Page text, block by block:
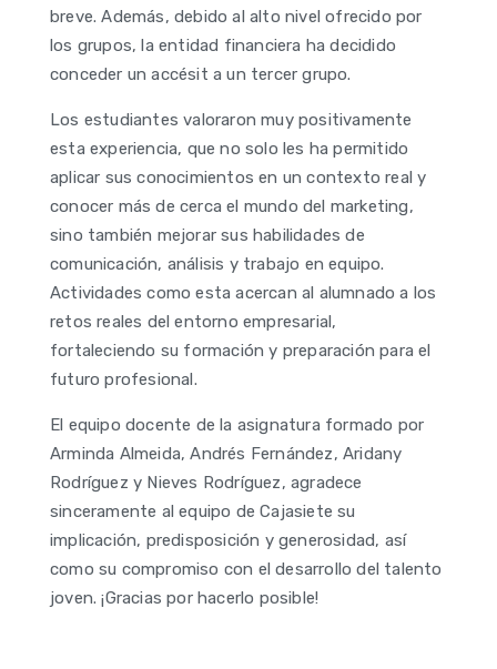
breve. Además, debido al alto nivel ofrecido por
los grupos, la entidad financiera ha decidido
conceder un accésit a un tercer grupo.
Los estudiantes valoraron muy positivamente
esta experiencia, que no solo les ha permitido
aplicar sus conocimientos en un contexto real y
conocer más de cerca el mundo del marketing,
sino también mejorar sus habilidades de
comunicación, análisis y trabajo en equipo.
Actividades como esta acercan al alumnado a los
retos reales del entorno empresarial,
fortaleciendo su formación y preparación para el
futuro profesional.
El equipo docente de la asignatura formado por
Arminda Almeida, Andrés Fernández, Aridany
Rodríguez y Nieves Rodríguez, agradece
sinceramente al equipo de Cajasiete su
implicación, predisposición y generosidad, así
como su compromiso con el desarrollo del talento
joven. ¡Gracias por hacerlo posible!